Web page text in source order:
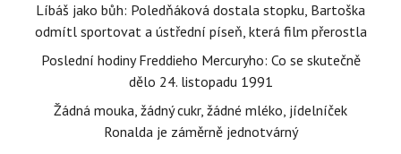
Líbáš jako bůh: Poledňáková dostala stopku, Bartoška
odmítl sportovat a ústřední píseň, která film přerostla
Poslední hodiny Freddieho Mercuryho: Co se skutečně
dělo 24. listopadu 1991
Žádná mouka, žádný cukr, žádné mléko, jídelníček
Ronalda je záměrně jednotvárný